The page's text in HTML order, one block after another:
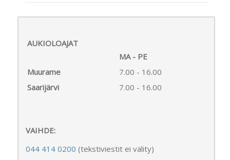
AUKIOLOAJAT
MA - PE
Muurame
7.00 - 16.00
Saarijärvi
7.00 - 16.00
VAIHDE:
044 414 0200 (tekstiviestit ei välity)